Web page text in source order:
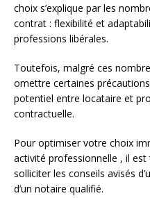
choix s’explique par les
contrat : flexibilité et
professions libérales.
Toutefois, malgré ces
omettre certaines
potentiel entre locataire et
contractuelle.
Pour optimiser votre choix
activité professionnelle , il
solliciter les conseils avisés
d’un notaire qualifié.